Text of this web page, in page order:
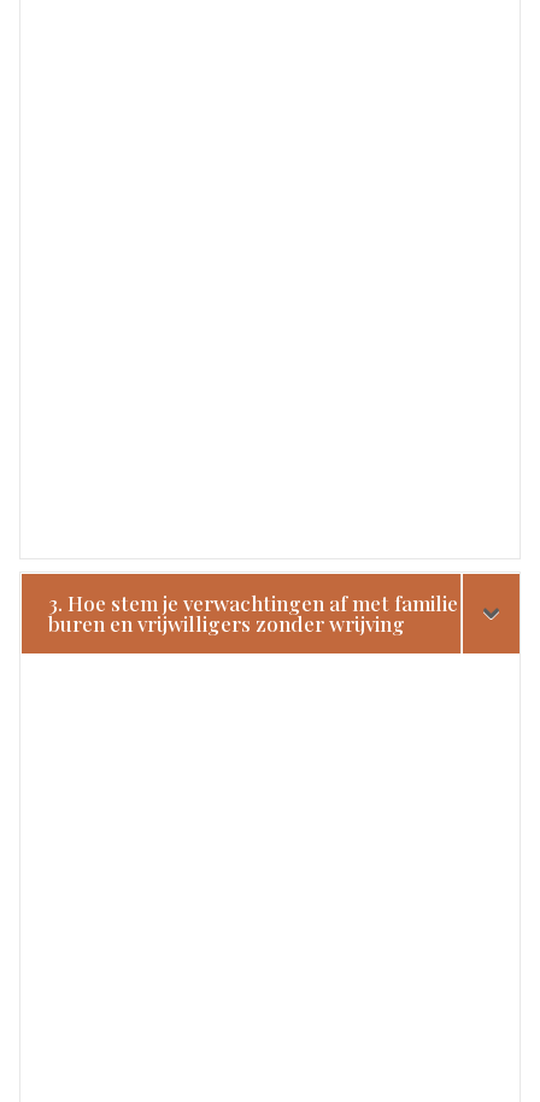
3. Hoe stem je verwachtingen af met familie
buren en vrijwilligers zonder wrijving